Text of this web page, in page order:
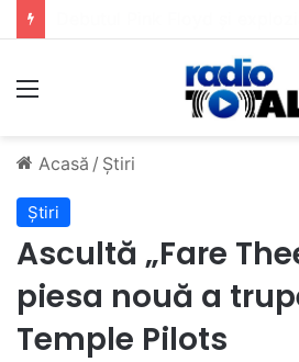
Meniu
Acasă / Știri
Știri
Ascultă „Fare
piesa nouă a
Temple Pilots